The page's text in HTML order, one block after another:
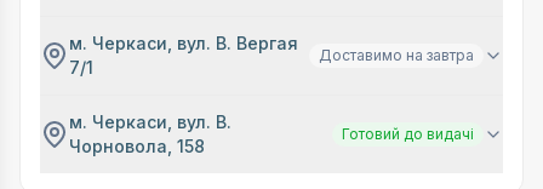
м. Черкаси, вул. В. Вергая
7/1
Доставимо на завтра
м. Черкаси, вул. В.
Чорновола, 158
Готовий до видачі